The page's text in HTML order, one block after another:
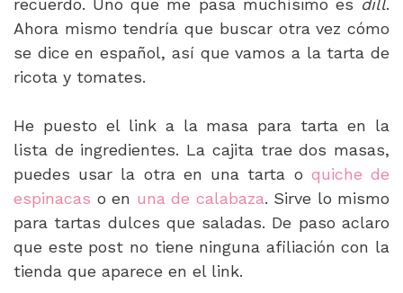
Ahora mismo tendría que buscar otra vez cómo
se dice en español, así que vamos a la tarta de
ricota y tomates.
He puesto el link a la masa para tarta en la
lista de ingredientes. La cajita trae dos masas,
puedes usar la otra en una tarta o quiche de
espinacas o en una de calabaza. Sirve lo mismo
para tartas dulces que saladas. De paso aclaro
que este post no tiene ninguna afiliación con la
tienda que aparece en el link.